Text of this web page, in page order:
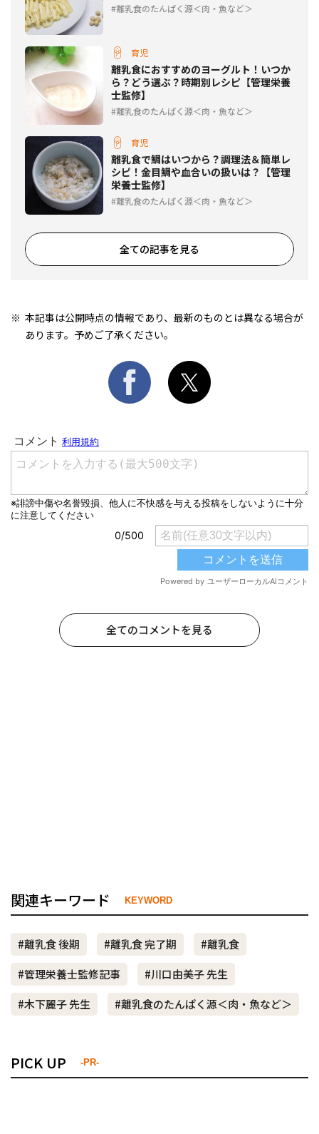
離乳食のたんぱく源＜肉・魚など＞
育児
離乳食におすすめのヨーグルト！いつか
ら？どう選ぶ？時期別レシピ【管理栄養
士監修】
離乳食のたんぱく源＜肉・魚など＞
育児
離乳食で鯛はいつから？調理法＆簡単レ
シピ！金目鯛や血合いの扱いは？【管理
栄養士監修】
離乳食のたんぱく源＜肉・魚など＞
全ての記事を見る
本記事は公開時点の情報であり、最新のものとは異なる場合が
あります。予めご了承ください。
全てのコメントを見る
関連キーワード KEYWORD
#離乳食 後期 #離乳食 完了期
#離乳食
#管理栄養士監修記事
#川口由美子 先生
#木下麗子 先生
#離乳食のたんぱく源＜肉・魚など＞
PICK UP -PR-